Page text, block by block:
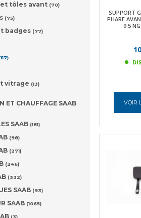
tôles avant (70)
(75)
badges (77)
vitrage (13)
ET CHAUFFAGE SAAB
SAAB (181)
(98)
(271)
(246)
(332)
SAAB (93)
SAAB (1065)
(3)
SUPPORT
PHARE
9.5
VOIR